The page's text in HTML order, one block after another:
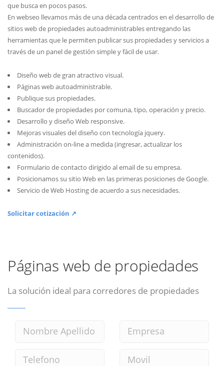
que busca en pocos pasos.
En webseo llevamos más de una década centrados en el desarrollo de
sitios web de propiedades autoadministrables entregando las
herramientas que le permiten publicar sus propiedades y servicios a
través de un panel de gestión simple y fácil de usar.
Diseño web de gran atractivo visual.
Páginas web autoadministrable.
Publique sus propiedades.
Buscador de propiedades por comuna, tipo, operación y precio.
Desarrollo y diseño Web responsive.
Mejoras visuales del diseño con tecnología jquery.
Administración on-line a medida (ingresar, actualizar los
contenidos).
Formulario de contacto dirigido al email de su empresa.
Posicionamos su sitio Web en las primeras posiciones de Google.
Servicio de Web Hosting de acuerdo a sus necesidades.
Solicitar cotización ↗
Páginas web de propiedades
La solución ideal para corredores de propiedades